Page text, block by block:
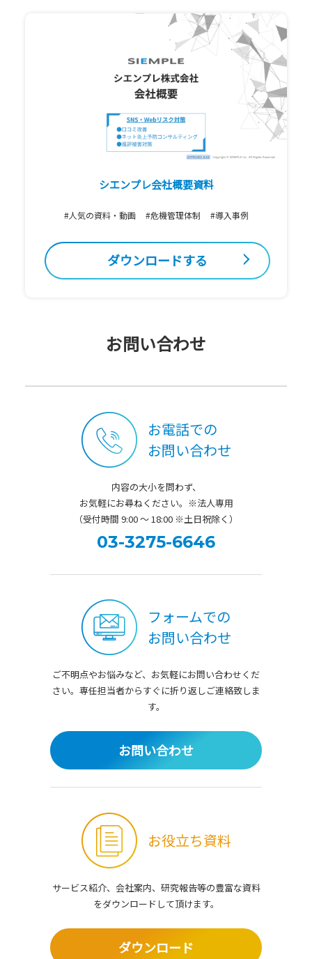
シエンプレ会社概要資料
#人気の資料・動画 #危機管理体制 #導入事例
ダウンロードする
お問い合わせ
お電話での
お問い合わせ
内容の大小を問わず、
お気軽にお尋ねください。※法人専用
（受付時間 9:00 ～ 18:00 ※土日祝除く）
03-3275-6646
フォームでの
お問い合わせ
ご不明点やお悩みなど、お気軽にお問い合わせくだ
さい。 専任担当者からすぐに折り返しご連絡致しま
す。
お問い合わせ
お役立ち資料
サービス紹介、会社案内、研究報告等の豊富な資料
をダウンロードして頂けます。
ダウンロード